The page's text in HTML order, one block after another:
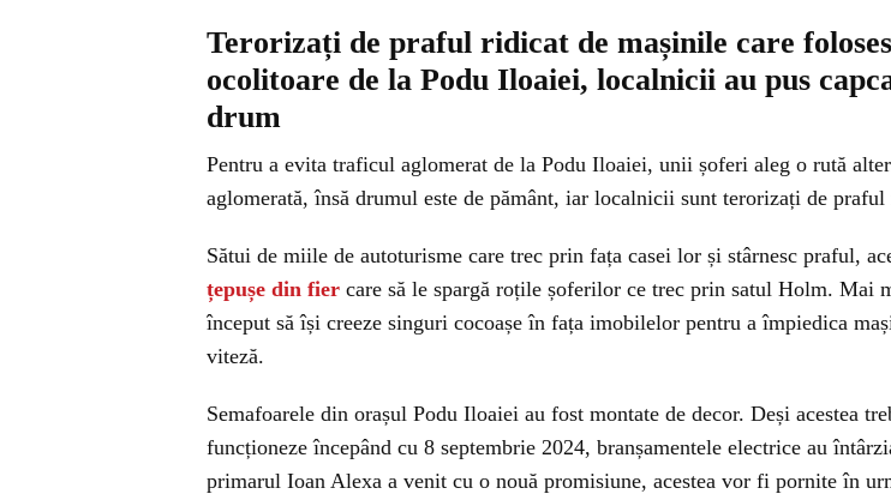
Terorizați de praful ridicat de mașinile care
ocolitoare de la Podu Iloaiei, localnicii au pus
drum
Pentru a evita traficul aglomerat de la Podu Iloaiei, unii șoferi aleg o rută
aglomerată, însă drumul este de pământ, iar localnicii sunt terorizați de
Sătui de miile de autoturisme care trec prin fața casei lor și stârnesc praful,
țepușe din fier care să le spargă roțile șoferilor ce trec prin satul Holm. Mai
început să își creeze singuri cocoașe în fața imobilelor pentru a împiedica
viteză.
Semafoarele din orașul Podu Iloaiei au fost montate de decor. Deși acestea
funcționeze începând cu 8 septembrie 2024, branșamentele electrice au
primarul Ioan Alexa a venit cu o nouă promisiune, acestea vor fi pornite în